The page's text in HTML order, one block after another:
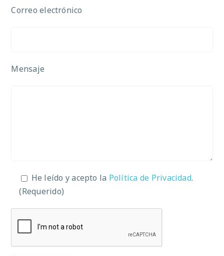
Correo electrónico
Mensaje
He leído y acepto la Política de Privacidad.
(Requerido)